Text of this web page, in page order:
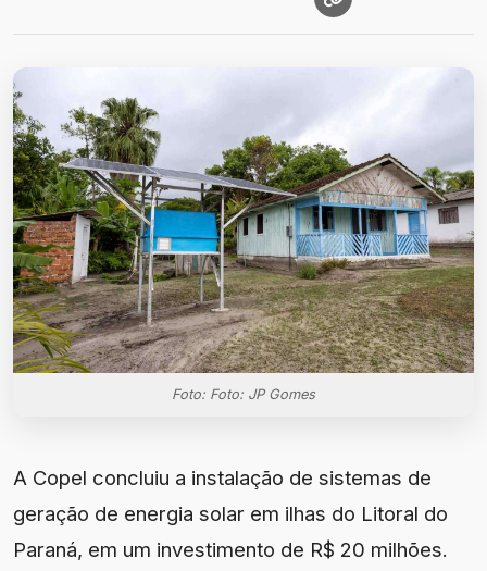
Foto: Foto: JP Gomes
A Copel concluiu a instalação de sistemas de
geração de energia solar em ilhas do Litoral do
Paraná, em um investimento de R$ 20 milhões.